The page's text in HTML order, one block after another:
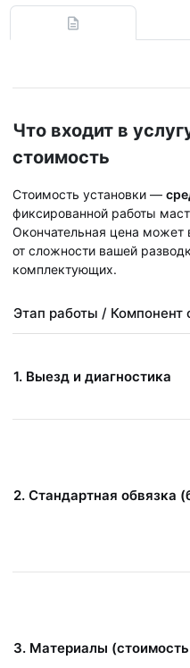
Что входит в
стоимость
Стоимость установки —
фиксированной работы
Окончательная цена может
от сложности вашей
комплектующих.
Этап работы / Компонент
1. Выезд и диагностика
2. Стандартная обвязка
3. Материалы